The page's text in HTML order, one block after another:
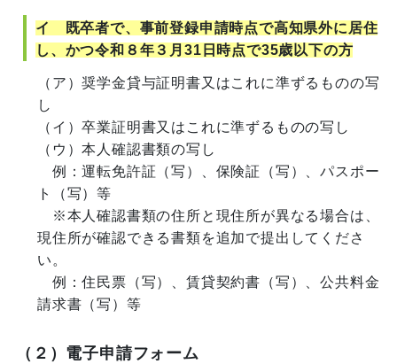
イ 既卒者で、事前登録申請時点で高知県外に居住
し、かつ令和８年３月31日時点で35歳以下の方
（ア）奨学金貸与証明書又はこれに準ずるものの写
し
（イ）卒業証明書又はこれに準ずるものの写し
（ウ）本人確認書類の写し
例：運転免許証（写）、保険証（写）、パスポー
ト（写）等
※本人確認書類の住所と現住所が異なる場合は、
現住所が確認できる書類を追加で提出してくださ
い。
例：住民票（写）、賃貸契約書（写）、公共料金
請求書（写）等
（２）電子申請フォーム